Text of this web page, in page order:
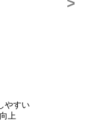
やすい
上